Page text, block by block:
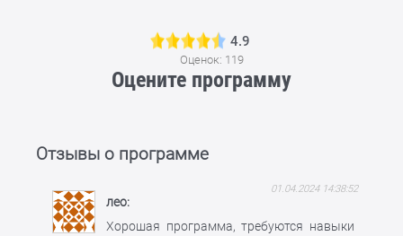
4.9
Оценок: 119
Оцените программу
Отзывы о программе
лео
01.04.2024 14:38:52
Хорошая программа, требуются навыки